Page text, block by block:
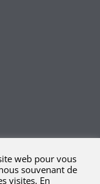
web pour vous
souvenant de
visites. En